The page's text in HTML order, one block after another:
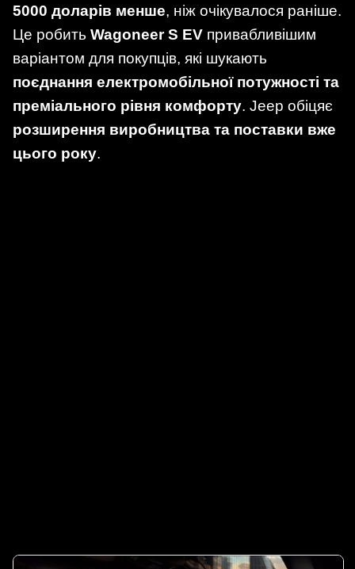
5000 доларів менше, ніж очікувалося раніше.
Це робить Wagoneer S EV привабливішим
варіантом для покупців, які шукають
поєднання електромобільної потужності та
преміального рівня комфорту. Jeep обіцяє
розширення виробництва та поставки вже
цього року.